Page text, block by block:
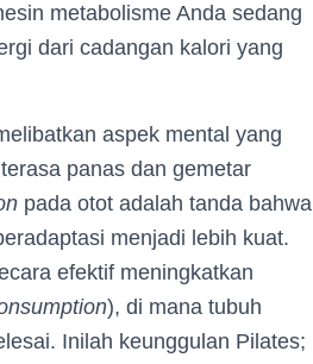
metabolisme Anda sedang
dari cadangan kalori yang
aspek mental yang
panas dan gemetar
pada otot adalah tanda bahwa
menjadi lebih kuat.
efektif meningkatkan
), di mana tubuh
Inilah keunggulan Pilates;